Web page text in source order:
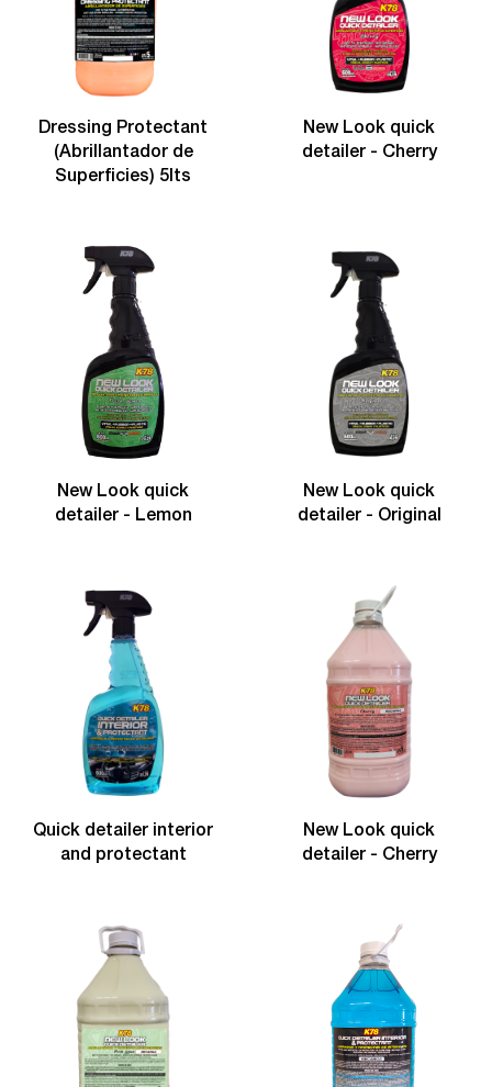
Dressing Protectant
(Abrillantador de
Superficies) 5lts
New Look quick
detailer - Cherry
New Look quick
detailer - Lemon
New Look quick
detailer - Original
Quick detailer interior
and protectant
New Look quick
detailer - Cherry